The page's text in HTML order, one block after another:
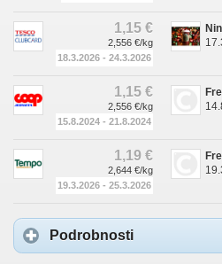
1,15 €
2,556 €/kg
18.3.2026 - 24.3.2026
1,15 €
2,556 €/kg
15.8.2024 - 21.8.2024
1,19 €
2,644 €/kg
19.3.2026 - 25.3.2026
Podrobnosti